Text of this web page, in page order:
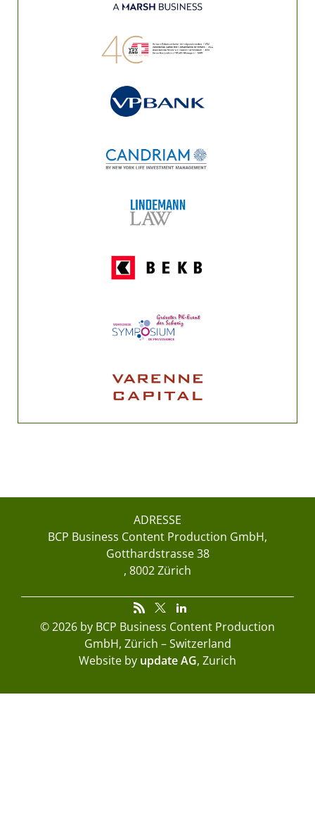
ADRESSE
BCP Business Content Production GmbH
Gotthardstrasse 38
8002 Zürich
© 2026 by BCP Business Content Production
GmbH, Zürich – Switzerland
Website by update AG, Zurich